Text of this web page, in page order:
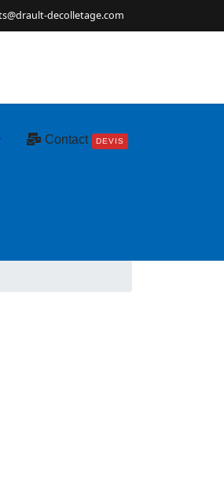
decolletage.com
Contact DEVIS